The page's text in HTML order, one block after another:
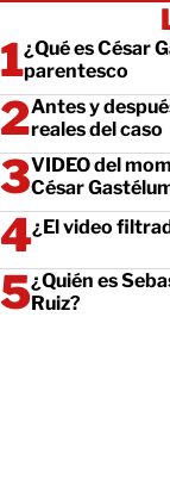
¿Qué es César
parentesco
Antes y
reales del caso
VIDEO del
César
¿El video
¿Quién es
Ruiz?